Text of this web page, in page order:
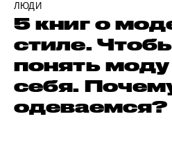
ЛЮДИ
5 книг о
стиле.
понять
себя.
одеваемся?